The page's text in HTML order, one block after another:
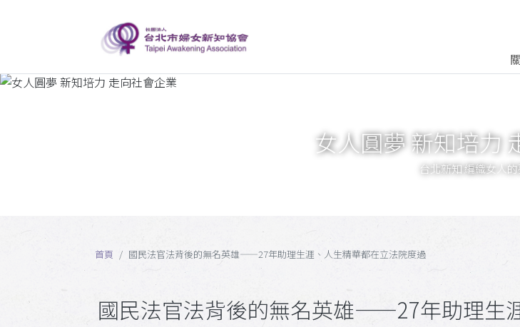
女人圓夢 新知培力
台北新知 編織女人
首頁 國民法官法背後的無名英雄——27年助理生涯、人生精華都在立法院度過
國民法官法背後的無名英雄——27年助理生